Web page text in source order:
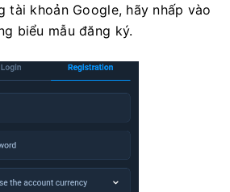
tài khoản Google, hãy nhấp vào
biểu mẫu đăng ký.